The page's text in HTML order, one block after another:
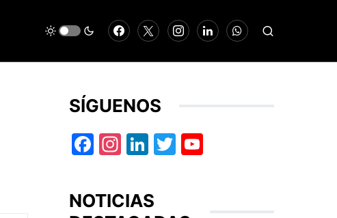
SÍGUENOS
Facebook
Instagram
LinkedIn
Twitter
NOTICIAS